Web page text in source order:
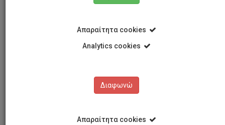
Σχολή Διοίκησης Τουρισμού, Φιλοξενίας και
Τμήμα Διοίκησης Τουρισμού και Φιλοξενίας
Προσωπικό Τμήματος
Κωνσταντίνος Παπαδόπουλος
Κωνσταντίνος
Παπαδόπουλος
Απαραίτητα cookies
Analytics cookies
Διαφωνώ
Απαραίτητα cookies